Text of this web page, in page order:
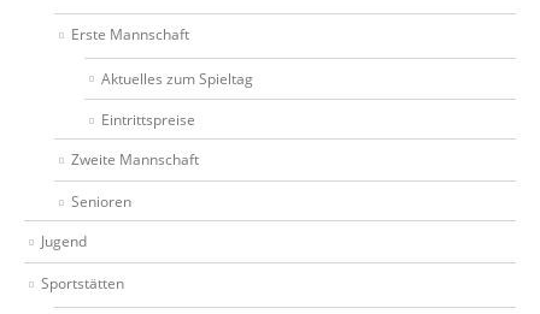
Erste Mannschaft
Aktuelles zum Spieltag
Eintrittspreise
Zweite Mannschaft
Senioren
Jugend
Sportstätten